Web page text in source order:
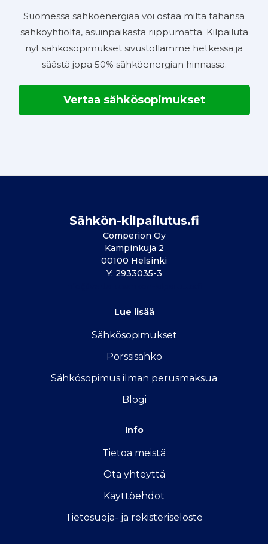
Suomessa sähköenergiaa voi ostaa miltä tahansa
sähköyhtiöltä, asuinpaikasta riippumatta. Kilpailuta
nyt sähkösopimukset sivustollamme hetkessä ja
säästä jopa 50% sähköenergian hinnassa.
Vertaa sähkösopimukset
Sähkön-kilpailutus.fi
Comperion Oy
Kampinkuja 2
00100 Helsinki
Y: 2933035-3
Lue lisää
Sähkösopimukset
Pörssisähkö
Sähkösopimus ilman perusmaksua
Blogi
Info
Tietoa meistä
Ota yhteyttä
Käyttöehdot
Tietosuoja- ja rekisteriseloste